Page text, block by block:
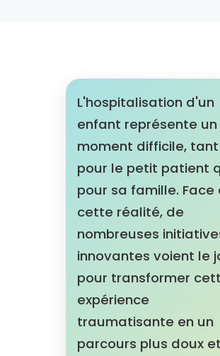
L'hospitalisation d'un
enfant représente un
moment difficile, tant
pour le petit patient
pour sa famille. Face
cette réalité, de
nombreuses
innovantes voient le
pour transformer
expérience
traumatisante en un
parcours plus doux et